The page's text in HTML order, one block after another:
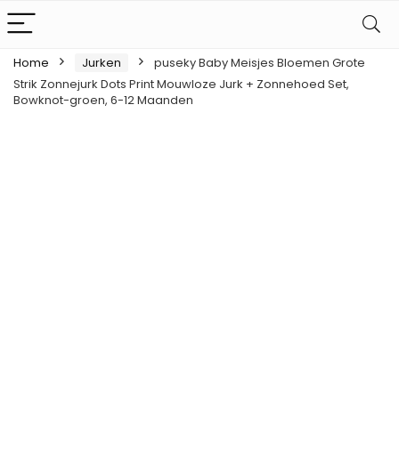
Home Jurken
puseky Baby Meisjes Bloemen Grote
Strik Zonnejurk Dots Print Mouwloze Jurk + Zonnehoed Set,
Bowknot-groen, 6-12 Maanden